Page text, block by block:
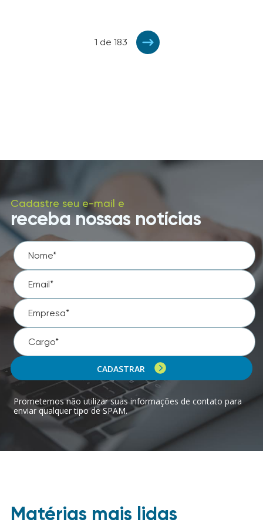
1 de 183
Cadastre seu e-mail e
receba nossas notícias
CADASTRAR
Prometemos não utilizar suas informações de contato para
enviar qualquer tipo de SPAM.
Matérias mais lidas